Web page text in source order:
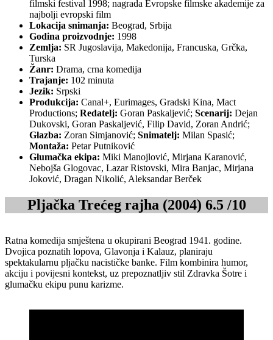
filmski festival 1998; nagrada Evropske filmske akademije za
najbolji evropski film
Lokacija snimanja: Beograd, Srbija
Godina proizvodnje: 1998
Zemlja: SR Jugoslavija, Makedonija, Francuska, Grčka,
Turska
Žanr: Drama, crna komedija
Trajanje: 102 minuta
Jezik: Srpski
Produkcija: Canal+, Eurimages, Gradski Kina, Mact
Productions; Redatelj: Goran Paskaljević; Scenarij: Dejan
Dukovski, Goran Paskaljević, Filip David, Zoran Andrić;
Glazba: Zoran Simjanović; Snimatelj: Milan Spasić;
Montaža: Petar Putniković
Glumačka ekipa: Miki Manojlović, Mirjana Karanović,
Nebojša Glogovac, Lazar Ristovski, Mira Banjac, Mirjana
Joković, Dragan Nikolić, Aleksandar Berček
Pljačka Trećeg rajha (2004) 6.5 /10
Ratna komedija smještena u okupirani Beograd 1941. godine.
Dvojica poznatih lopova, Glavonja i Kalauz, planiraju
spektakularnu pljačku nacističke banke. Film kombinira humor,
akciju i povijesni kontekst, uz prepoznatljiv stil Zdravka Šotre i
glumačku ekipu punu karizme.